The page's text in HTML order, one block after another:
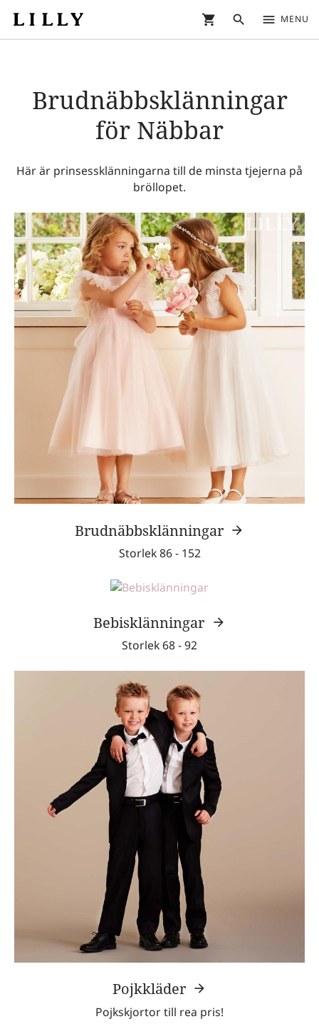
shopping_cart search menu MENU
Brudnäbbsklänningar
för Näbbar
Här är prinsessklänningarna till de minsta tjejerna på
bröllopet.
Brudnäbbsklänningar
Storlek 86 - 152
Bebisklänningar
Storlek 68 - 92
Pojkkläder
Pojkskjortor till rea pris!